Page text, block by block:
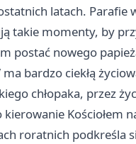
latach. Parafie
takie momenty, by
postać nowego
ma bardzo ciekłą
chłopaka, przez
Kościołem
roratnich podkreśla